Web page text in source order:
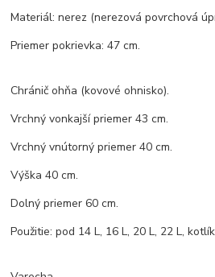
Materiál: nerez (nerezová povrchová
Priemer pokrievka: 47 cm.
Chránič ohňa (kovové ohnisko).
Vrchný vonkajší priemer 43 cm.
Vrchný vnútorný priemer 40 cm.
Výška 40 cm.
Dolný priemer 60 cm.
Použitie: pod 14 L, 16 L, 20 L, 22 L,